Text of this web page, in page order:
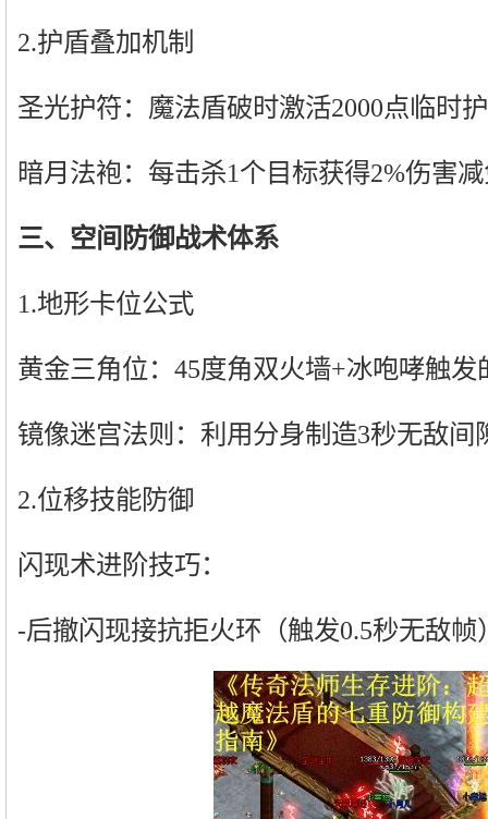
2.护盾叠加机制
圣光护符：魔法盾破时激活2000点临时
暗月法袍：每击杀1个目标获得2%伤害
三、空间防御战术体系
1.地形卡位公式
黄金三角位：45度角双火墙+冰咆哮触发
镜像迷宫法则：利用分身制造3秒无敌间
2.位移技能防御
闪现术进阶技巧：
-后撤闪现接抗拒火环（触发0.5秒无敌帧